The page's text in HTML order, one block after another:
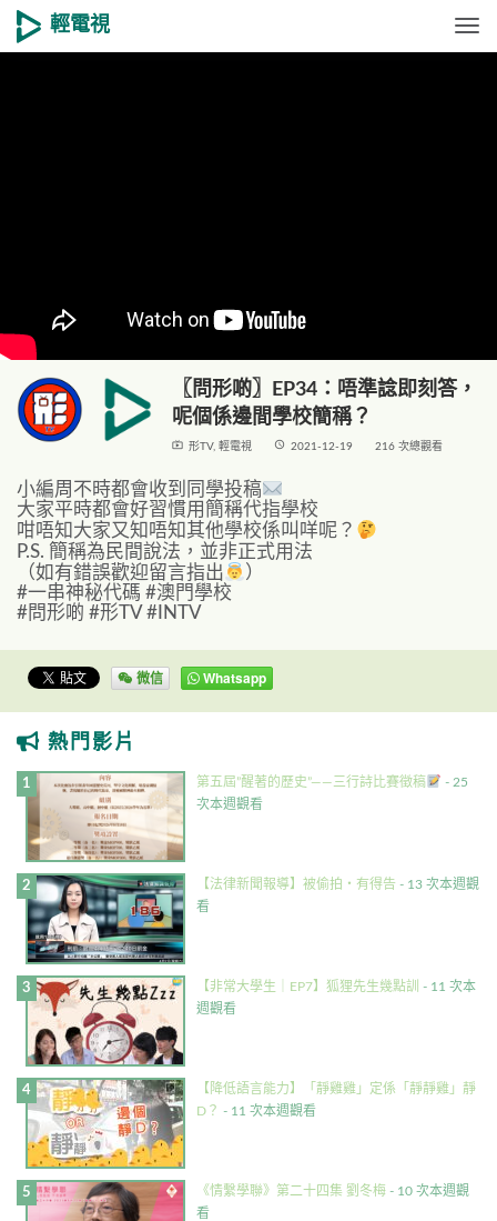
輕電視
〖問形啲〗EP34：唔準諗即刻答，
呢個係邊間學校簡稱？
live_tv 形TV, 輕電視 access_time 2021-12-19 216 次總觀看
小編周不時都會收到同學投稿
大家平時都會好習慣用簡稱代指學校
咁唔知大家又知唔知其他學校係叫咩呢？
P.S. 簡稱為民間說法，並非正式用法
（如有錯誤歡迎留言指出
）
#一串神秘代碼 #澳門學校
#問形啲 #形TV #INTV
微信 Whatsapp
熱門影片
第五屆”醒著的歷史”——三行詩比賽徵稿
- 25
次本週觀看
【法律新聞報導】被偷拍・有得告 - 13 次本週觀
看
【非常大學生｜EP7】狐狸先生幾點訓 - 11 次本
週觀看
【降低語言能力】「靜雞雞」定係「靜靜雞」靜
D？ - 11 次本週觀看
《情繫學聯》第二十四集 劉冬梅 - 10 次本週觀
看